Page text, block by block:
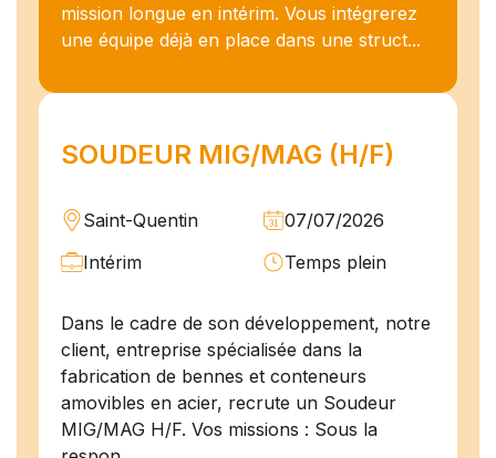
mission longue en intérim. Vous intégrerez
une équipe déjà en place dans une struct...
SOUDEUR MIG/MAG (H/F)
Saint-Quentin
07/07/2026
Intérim
Temps plein
Dans le cadre de son développement, notre
client, entreprise spécialisée dans la
fabrication de bennes et conteneurs
amovibles en acier, recrute un Soudeur
MIG/MAG H/F. Vos missions : Sous la